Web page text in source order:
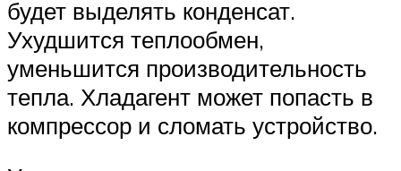
будет выделять конденсат.
Ухудшится теплообмен,
уменьшится производительность
тепла. Хладагент может попасть в
компрессор и сломать устройство.